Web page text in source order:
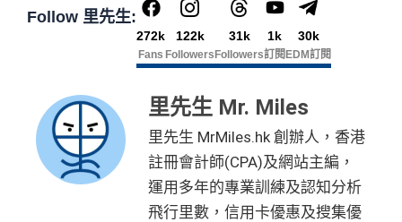
Follow 里先生:
272k
Fans
122k
Followers
31k
Followers
1k
訂閱
30k
EDM訂閱
里先生 Mr. Miles
里先生 MrMiles.hk 創辦人，香港
註冊會計師(CPA)及網站主編，
運用多年的專業訓練及認知分析
飛行里數，信用卡優惠及搜集優